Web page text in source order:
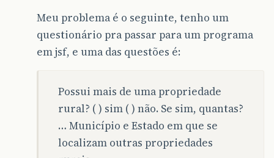
Meu problema é o seguinte, tenho um
questionário pra passar para um programa
em jsf, e uma das questões é:
Possui mais de uma propriedade
rural? ( ) sim ( ) não. Se sim, quantas?
… Município e Estado em que se
localizam outras propriedades